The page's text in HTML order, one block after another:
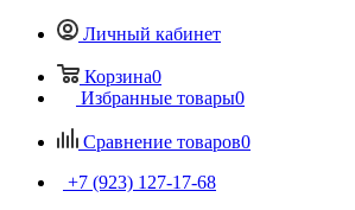
Личный кабинет
Корзина0
Избранные товары0
Сравнение товаров0
+7 (923) 127-17-68